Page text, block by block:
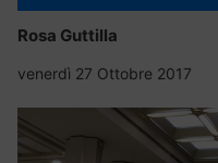
Rosa Guttilla
venerdì 27 Ottobre 2017